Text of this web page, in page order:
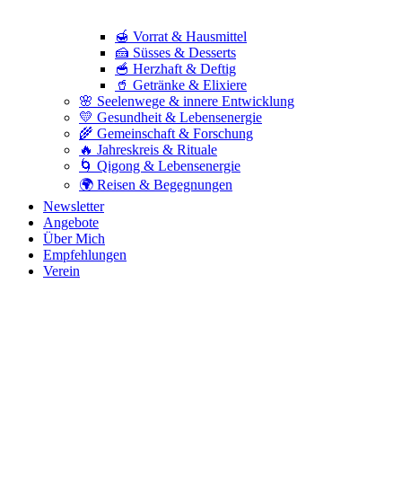
🍯 Vorrat & Hausmittel
🍰 Süsses & Desserts
🥣 Herzhaft & Deftig
🥤 Getränke & Elixiere
🌸 Seelenwege & innere Entwicklung
💛 Gesundheit & Lebensenergie
🌾 Gemeinschaft & Forschung
🔥 Jahreskreis & Rituale
🌀 Qigong & Lebensenergie
🌍 Reisen & Begegnungen
Newsletter
Angebote
Über Mich
Empfehlungen
Verein